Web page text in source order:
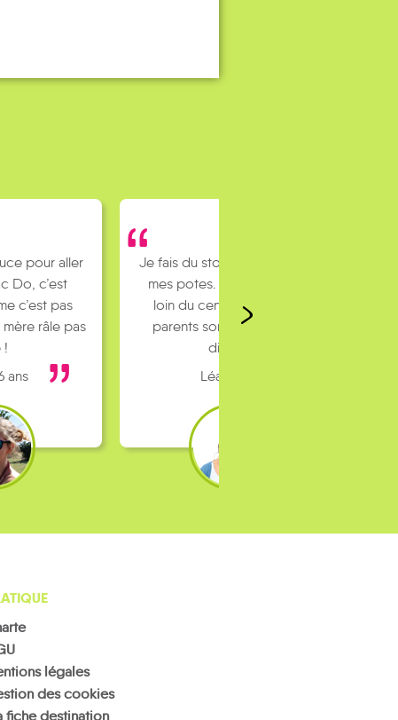
pour aller
Do, c’est
c’est pas
râle pas
!
ans
Je fais du stop pour rejoindre
mes potes. J’habite un peu
loin du centre ville et mes
parents sont pas toujours
dispo…
Léa 16 ans
légales
des cookies
fiche destination